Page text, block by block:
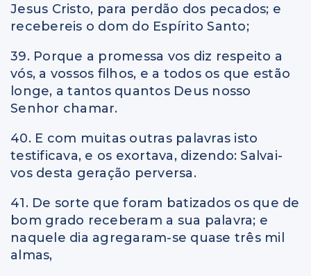
Jesus Cristo, para perdão dos pecados; e
recebereis o dom do Espírito Santo;
39. Porque a promessa vos diz respeito a
vós, a vossos filhos, e a todos os que estão
longe, a tantos quantos Deus nosso
Senhor chamar.
40. E com muitas outras palavras isto
testificava, e os exortava, dizendo: Salvai-
vos desta geração perversa.
41. De sorte que foram batizados os que de
bom grado receberam a sua palavra; e
naquele dia agregaram-se quase três mil
almas,